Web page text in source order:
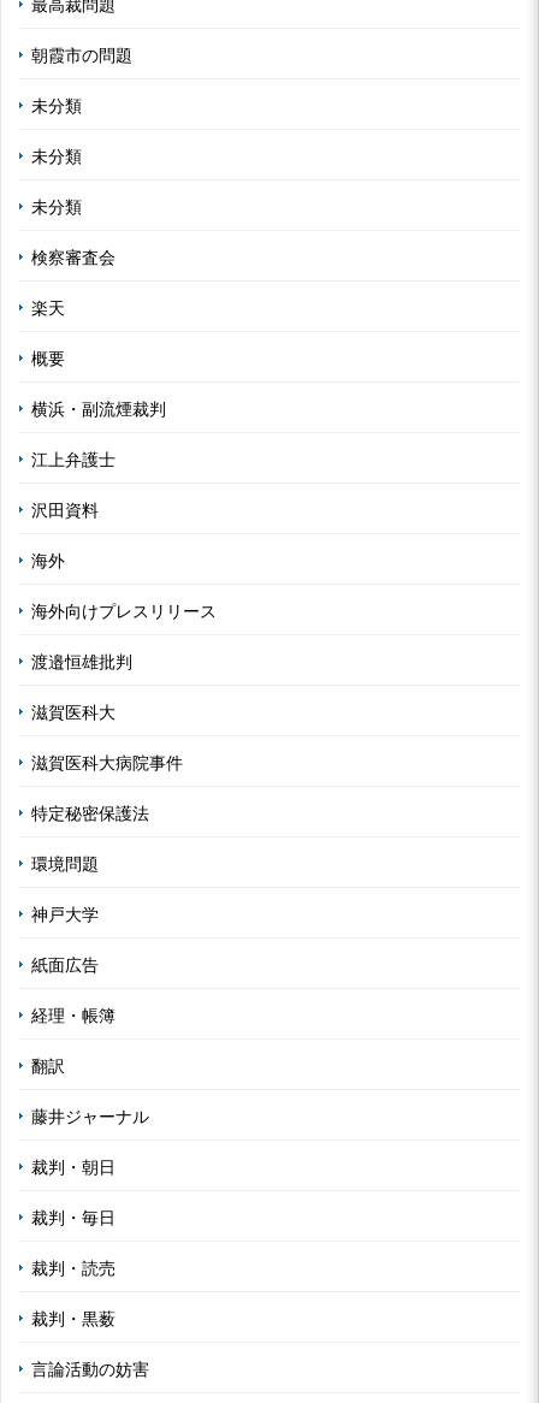
最高裁問題
朝霞市の問題
未分類
未分類
未分類
検察審査会
楽天
概要
横浜・副流煙裁判
江上弁護士
沢田資料
海外
海外向けプレスリリース
渡邉恒雄批判
滋賀医科大
滋賀医科大病院事件
特定秘密保護法
環境問題
神戸大学
紙面広告
経理・帳簿
翻訳
藤井ジャーナル
裁判・朝日
裁判・毎日
裁判・読売
裁判・黒薮
言論活動の妨害